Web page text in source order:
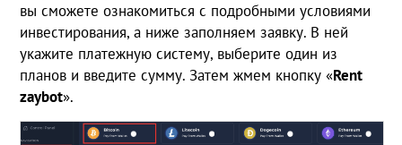
вы сможете ознакомиться с подробными условиями
инвестирования, а ниже заполняем заявку. В ней
укажите платежную систему, выберите один из
планов и введите сумму. Затем жмем кнопку «Rent
zaybot».